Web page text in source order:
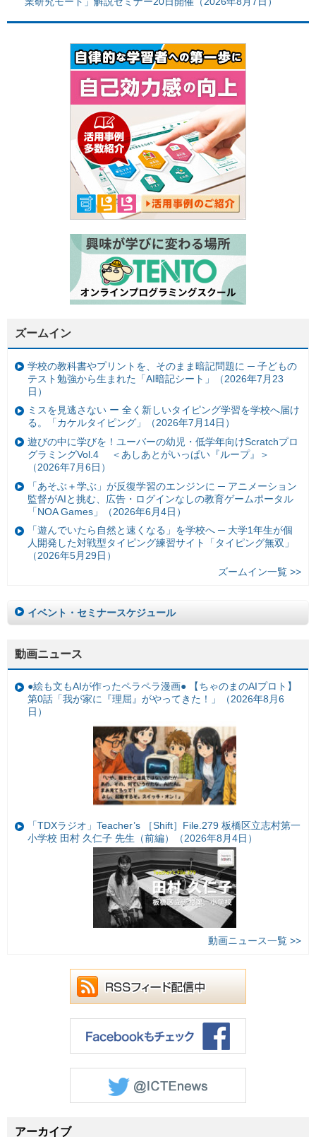
ズームイン
学校の教科書やプリントを、そのまま暗記問題に ─ 子どもの
テスト勉強から生まれた「AI暗記シート」（2026年7月23
日）
ミスを見逃さない ー 全く新しいタイピング学習を学校へ届け
る。「カケルタイピング」（2026年7月14日）
遊びの中に学びを！ユーバーの幼児・低学年向けScratchプロ
グラミングVol.4 ＜あしあとがいっぱい『ループ』＞
（2026年7月6日）
「あそぶ＋学ぶ」が反復学習のエンジンに ─ アニメーション
監督がAIと挑む、広告・ログインなしの教育ゲームポータル
「NOA Games」（2026年6月4日）
「遊んでいたら自然と速くなる」を学校へ ─ 大学1年生が個
人開発した対戦型タイピング練習サイト「タイピング無双」
（2026年5月29日）
ズームイン一覧 >>
イベント・セミナースケジュール
動画ニュース
●絵も文もAIが作ったペラペラ漫画● 【ちゃのまのAIプロト】
第0話「我が家に『理屈』がやってきた！」（2026年8月6
日）
「TDXラジオ」Teacher’s ［Shift］File.279 板橋区立志村第一
小学校 田村 久仁子 先生（前編）（2026年8月4日）
動画ニュース一覧 >>
アーカイブ